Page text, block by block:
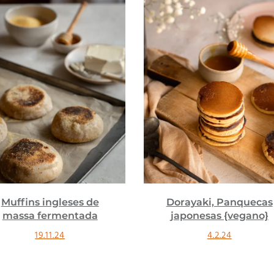
Dorayaki, Panquecas
japonesas {vegano}
4.2.24
Coroa de brioche com
chocolate e avelãs